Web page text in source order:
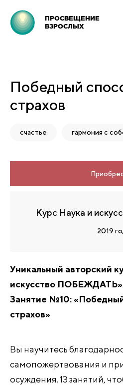
ПРОСВЕЩЕНИЕ
ВЗРОСЛЫХ
Победный
страхов
счастье гармония с
Курс Наука и
2019
Уникальный авторский
искусство
Занятие №10:
страхов»
Вы научитесь
самопожертвования и
осуждения. 13 занятий,